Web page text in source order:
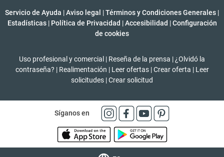
Servicio de Ayuda |Aviso legal |Términos y Condiciones Generales |
Estadísticas | Política de Privacidad | Accesibilidad | Configuración
de cookies
Uso profesional y comercial | Reseña de la prensa | ¿Olvidó la
contraseña? | Realimentación | Leer ofertas | Crear oferta | Leer
solicitudes |Crear solicitud
Síganos en